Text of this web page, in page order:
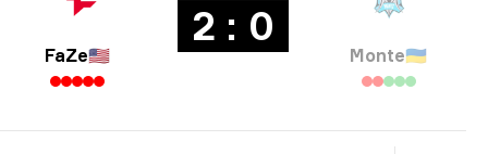
FaZe🇺🇸
2 : 0
Monte🇺🇦